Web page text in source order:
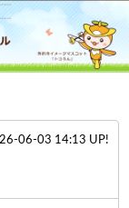
06-03 14:13 UP!